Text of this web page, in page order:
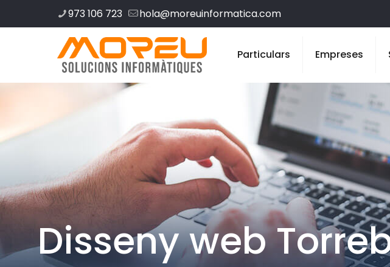
973 106 723 hola@moreuinformatica.com
Particulars Empreses
Disseny web